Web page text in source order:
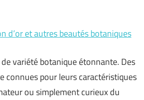
d’or et autres beautés botaniques
variété botanique étonnante. Des
connues pour leurs caractéristiques
ou simplement curieux du